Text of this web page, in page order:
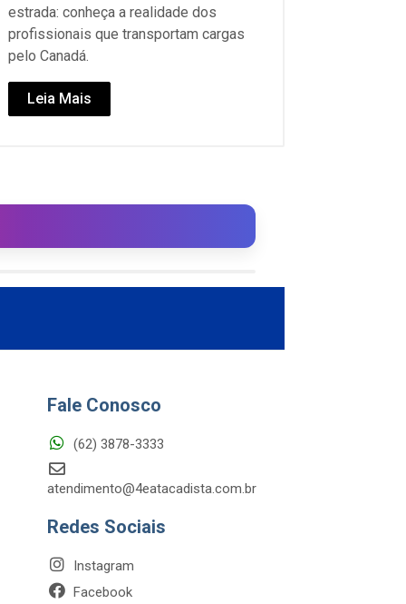
estrada: conheça a realidade dos
profissionais que transportam cargas
pelo Canadá.
Leia Mais
Fale Conosco
(62) 3878-3333
atendimento@4eatacadista.com.br
Redes Sociais
Instagram
Facebook